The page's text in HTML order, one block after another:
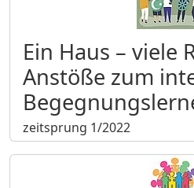
Ein Haus – viele
Anstöße zum
zeitsprung 1/2022